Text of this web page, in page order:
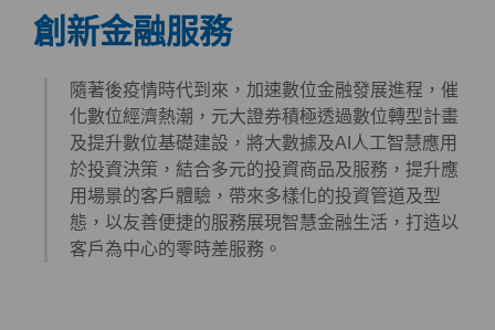
創新金融服務
隨著後疫情時代到來，加速數位金融發展進程，催
化數位經濟熱潮，元大證券積極透過數位轉型計畫
及提升數位基礎建設，將大數據及AI人工智慧應用
於投資決策，結合多元的投資商品及服務，提升應
用場景的客戶體驗，帶來多樣化的投資管道及型
態，以友善便捷的服務展現智慧金融生活，打造以
客戶為中心的零時差服務。